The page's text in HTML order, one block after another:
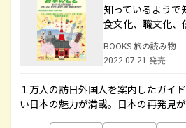
知っているよう
食文化、職文化、
BOOKS 旅の読み物
2022.07.21 発売
１万人の訪日外国人を案内したガイ
い日本の魅力が満載。日本の再発見